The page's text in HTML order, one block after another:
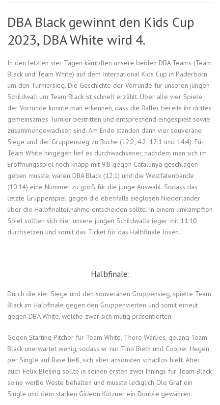
DBA Black gewinnt den Kids Cup
2023, DBA White wird 4.
In den letzten vier Tagen kämpften unsere beiden DBA Teams (Team
Black und Team White) auf dem International Kids Cup in Paderborn
um den Turniersieg. Die Geschichte der Vorrunde für unseren jungen
Schildwall um Team Black ist schnell erzählt. Über alle vier Spiele
der Vorrunde konnte man erkennen, dass die Baller bereits ihr drittes
gemeinsames Turnier bestritten und entsprechend eingespielt sowie
zusammengewachsen sind. Am Ende standen dann vier souveräne
Siege und der Gruppensieg zu Buche (12:2, 4:2, 12:1 und 14:4). Für
Team White hingegen lief es durchwachsener, nachdem man sich im
Eröffnungsspiel noch knapp mit 9:8 gegen Catalunya geschlagen
geben musste, waren DBA Black (12:1) und die Westfalenbande
(10:14) eine Nummer zu groß für die junge Auswahl. Sodass das
letzte Gruppenspiel gegen die ebenfalls sieglosen Niederländer
über die Halbfinalteilnahme entscheiden sollte. In einem umkämpften
Spiel sollten sich hier unsere jungen Schildwallkrieger mit 11:10
durchsetzen und somit das Ticket für das Halbfinale lösen.
Halbfinale:
Durch die vier Siege und den souveränen Gruppensieg, spielte Team
Black im Halbfinale gegen den Gruppenvierten und somit erneut
gegen DBA White, welche zwar sich mutig präsentierten.
Gegen Starting Pitcher für Team White, Thore Warlies, gelang Team
Black unerwartet wenig, sodass er nur Tino Bieth und Cooper Hegen
per Single auf Base ließ, sich aber ansonsten schadlos hielt. Aber
auch Felix Blesing sollte in seinen ersten zwei Innings für Team Black
seine weiße Weste behalten und musste lediglich Ole Graf ein
Single und dem starken Gideon Kutzner ein Double gewähren.